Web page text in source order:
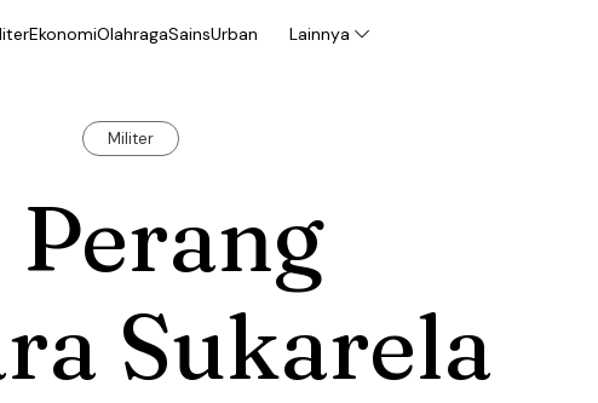
EkonomiOlahragaSainsUrban Lainnya
Militer
Sukarela